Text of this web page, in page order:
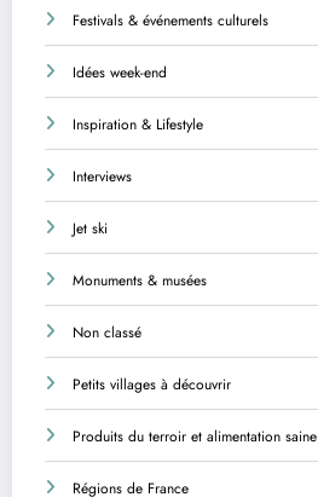
Festivals & événements culturels
Idées week-end
Inspiration & Lifestyle
Interviews
Jet ski
Monuments & musées
Non classé
Petits villages à découvrir
Produits du terroir et alimentation saine
Régions de France